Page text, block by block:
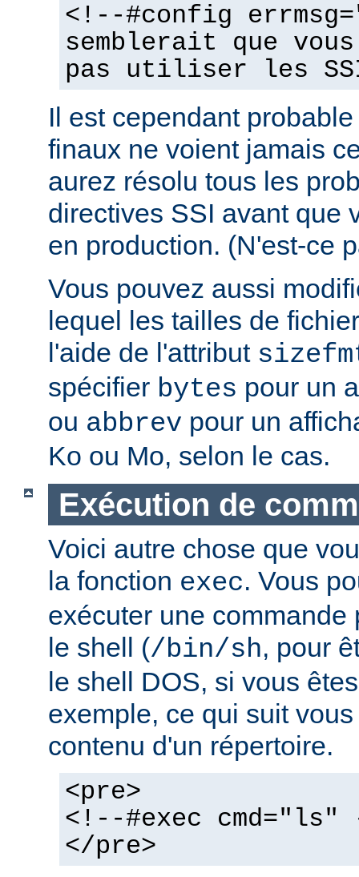
<!--#config
semblerait que
pas utiliser les
Il est cependant
finaux ne voient jamais
aurez résolu tous les
directives SSI avant que
en production. (N'est-ce
Vous pouvez aussi
lequel les tailles de
l'aide de l'attribut
spécifier bytes pour un
ou abbrev pour un
Ko ou Mo, selon le cas.
Exécution de
Voici autre chose que
la fonction exec. Vous
exécuter une commande
le shell (/bin/sh, pour
le shell DOS, si vous
exemple, ce qui suit
contenu d'un répertoire.
<pre>
<!--#exec cmd="ls"
</pre>